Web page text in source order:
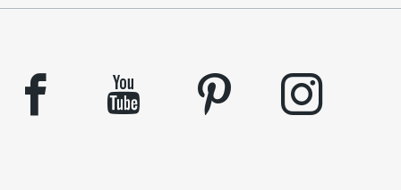
facebook youtube pinterest instagram